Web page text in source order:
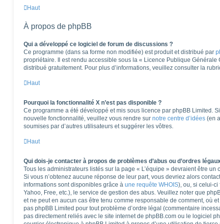
Haut
À propos de phpBB
Qui a développé ce logiciel de forum de discussions ?
Ce programme (dans sa forme non modifiée) est produit et distribué par
propriétaire. Il est rendu accessible sous la « Licence Publique Générale
distribué gratuitement. Pour plus d’informations, veuillez consulter la
Haut
Pourquoi la fonctionnalité X n’est pas disponible ?
Ce programme a été développé et mis sous licence par phpBB Limited.
nouvelle fonctionnalité, veuillez vous rendre sur notre centre d’idées (en
soumises par d’autres utilisateurs et suggérer les vôtres.
Haut
Qui dois-je contacter à propos de problèmes d’abus ou d’ordres
Tous les administrateurs listés sur la page « L’équipe » devraient être
Si vous n’obtenez aucune réponse de leur part, vous devriez alors
informations sont disponibles grâce à une requête WHOIS), ou, si celui-ci
Yahoo, Free, etc.), le service de gestion des abus. Veuillez noter que
et ne peut en aucun cas être tenu comme responsable de comment, où
pas phpBB Limited pour tout problème d’ordre légal (commentaire
pas directement reliés avec le site internet de phpBB.com ou le logiciel